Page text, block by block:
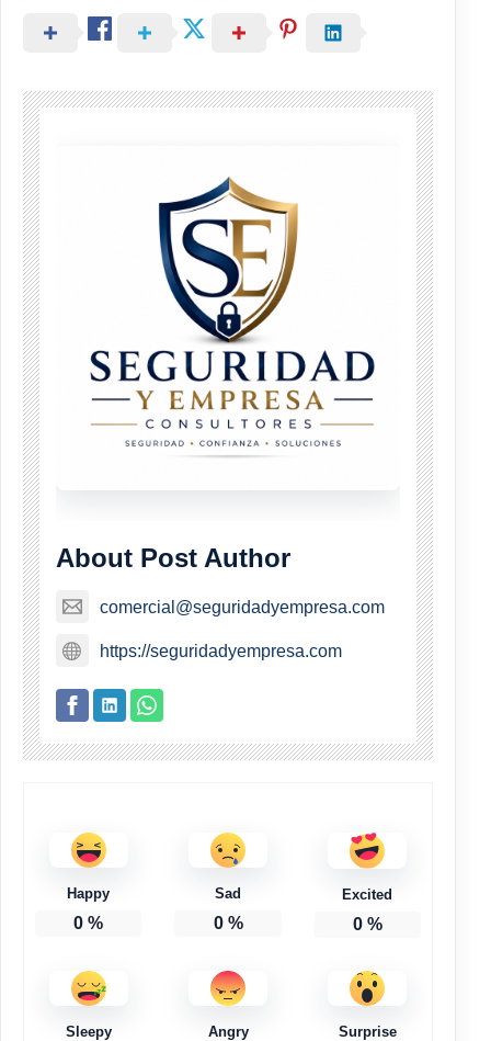
About Post Author
comercial@seguridadyempresa.com
https://seguridadyempresa.com
Happy
0 %
Sad
0%
Excited
0%
Sleepy Angry Surprise